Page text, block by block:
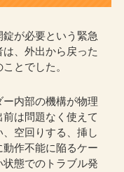
が必要という緊急
、外出から戻った
とでした。
内部の機構が物理
は問題なく使えて
空回りする、挿し
作不能に陥るケー
態でのトラブル発